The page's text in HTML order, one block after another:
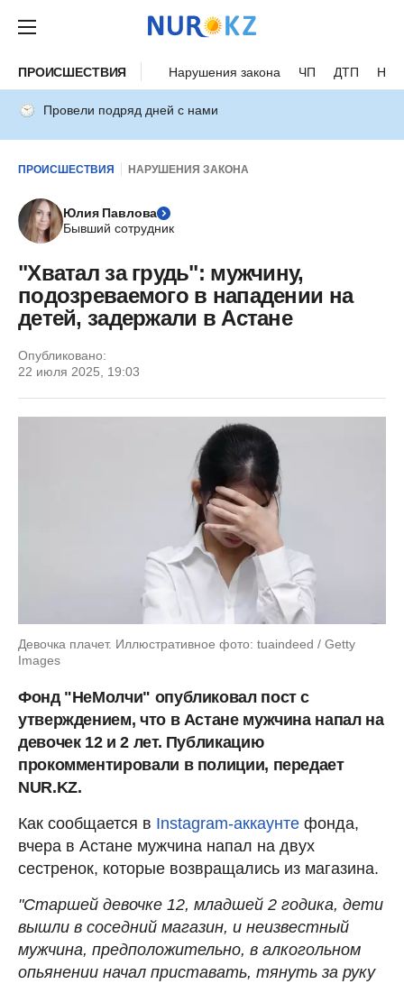
ПРОИСШЕСТВИЯ Нарушения закона ЧП ДТП
Провели подряд дней с нами
ПРОИСШЕСТВИЯ НАРУШЕНИЯ ЗАКОНА
Юлия Павлова
Бывший сотрудник
"Хватал за грудь": мужчину,
подозреваемого в нападении на
детей, задержали в Астане
Опубликовано:
22 июля 2025, 19:03
Девочка плачет. Иллюстративное фото: tuaindeed / Getty
Images
Фонд "НеМолчи" опубликовал пост с
утверждением, что в Астане мужчина напал на
девочек 12 и 2 лет. Публикацию
прокомментировали в полиции, передает
NUR.KZ.
Как сообщается в Instagram-аккаунте фонда,
вчера в Астане мужчина напал на двух
сестренок, которые возвращались из магазина.
"Старшей девочке 12, младшей 2 годика, дети
вышли в соседний магазин, и неизвестный
мужчина, предположительно, в алкогольном
опьянении начал приставать, тянуть за руку